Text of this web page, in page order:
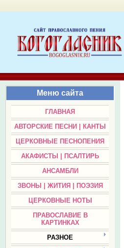
Меню сайта
ГЛАВНАЯ
АВТОРСКИЕ ПЕСНИ | КАНТЫ
ЦЕРКОВНЫЕ ПЕСНОПЕНИЯ
АКАФИСТЫ | ПСАЛТИРЬ
АНСАМБЛИ
ЗВОНЫ | ЖИТИЯ | ПОЭЗИЯ
ЦЕРКОВНЫЕ НОТЫ
ПРАВОСЛАВИЕ В
КАРТИНКАХ
РАЗНОЕ